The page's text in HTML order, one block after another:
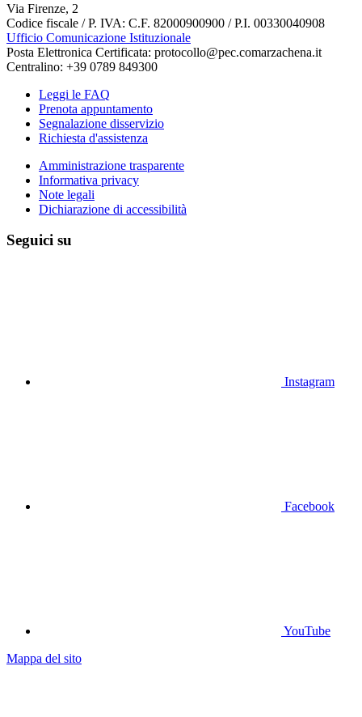
Via Firenze, 2
Codice fiscale / P. IVA: C.F. 82000900900 / P.I. 00330040908
Ufficio Comunicazione Istituzionale
Posta Elettronica Certificata: protocollo@pec.comarzachena.it
Centralino: +39 0789 849300
Leggi le FAQ
Prenota appuntamento
Segnalazione disservizio
Richiesta d'assistenza
Amministrazione trasparente
Informativa privacy
Note legali
Dichiarazione di accessibilità
Seguici su
Instagram
Facebook
YouTube
Mappa del sito